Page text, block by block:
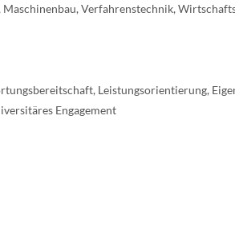
Verfahrenstechnik,
Leistungsorientierung,
Engagement